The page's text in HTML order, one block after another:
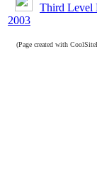
Third Level
2003
(Page created with